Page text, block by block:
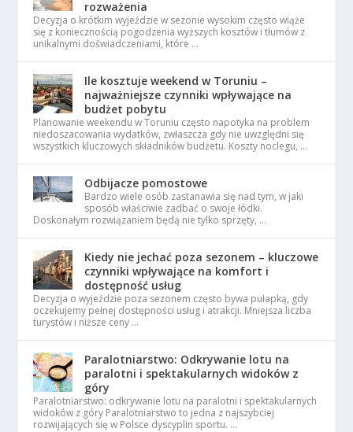
rozważenia
Decyzja o krótkim wyjeździe w sezonie wysokim często wiąże
się z koniecznością pogodzenia wyższych kosztów i tłumów z
unikalnymi doświadczeniami, które …
Ile kosztuje weekend w Toruniu –
najważniejsze czynniki wpływające na
budżet pobytu
Planowanie weekendu w Toruniu często napotyka na problem
niedoszacowania wydatków, zwłaszcza gdy nie uwzględni się
wszystkich kluczowych składników budżetu. Koszty noclegu, …
Odbijacze pomostowe
Bardzo wiele osób zastanawia się nad tym, w jaki
sposób właściwie zadbać o swoje łódki.
Doskonałym rozwiązaniem będą nie tylko sprzęty, …
Kiedy nie jechać poza sezonem – kluczowe
czynniki wpływające na komfort i
dostępność usług
Decyzja o wyjeździe poza sezonem często bywa pułapką, gdy
oczekujemy pełnej dostępności usług i atrakcji. Mniejsza liczba
turystów i niższe ceny …
Paralotniarstwo: Odkrywanie lotu na
paralotni i spektakularnych widoków z
góry
Paralotniarstwo: odkrywanie lotu na paralotni i spektakularnych
widoków z góry Paralotniarstwo to jedna z najszybciej
rozwijających się w Polsce dyscyplin sportu. …